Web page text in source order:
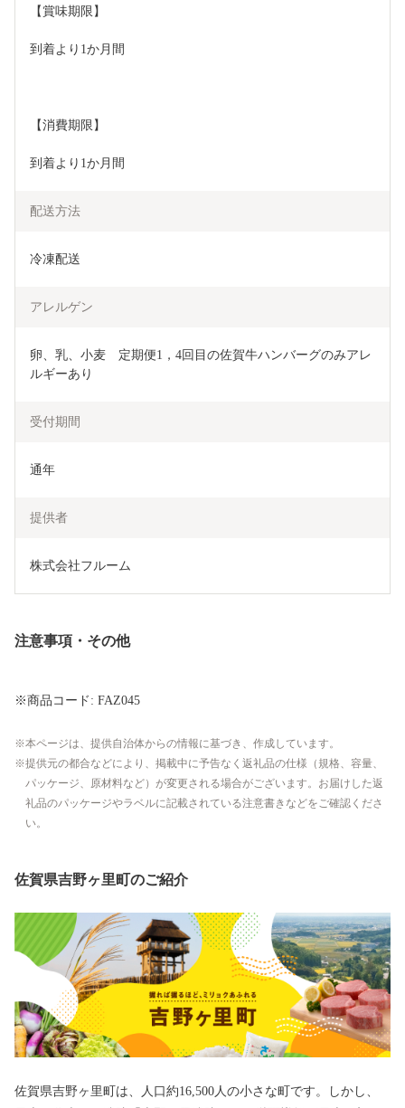
【賞味期限】
到着より1か月間
【消費期限】
到着より1か月間
配送方法
冷凍配送
アレルゲン
卵、乳、小麦　定期便1，4回目の佐賀牛ハンバーグのみアレ
ルギーあり
受付期間
通年
提供者
株式会社フルーム
注意事項・その他
※商品コード: FAZ045
本ページは、提供自治体からの情報に基づき、作成しています。
提供元の都合などにより、掲載中に予告なく返礼品の仕様（規格、容量、
パッケージ、原材料など）が変更される場合がございます。お届けした返
礼品のパッケージやラベルに記載されている注意書きなどをご確認くださ
い。
佐賀県吉野ヶ里町のご紹介
佐賀県吉野ヶ里町は、人口約16,500人の小さな町です。しかし、